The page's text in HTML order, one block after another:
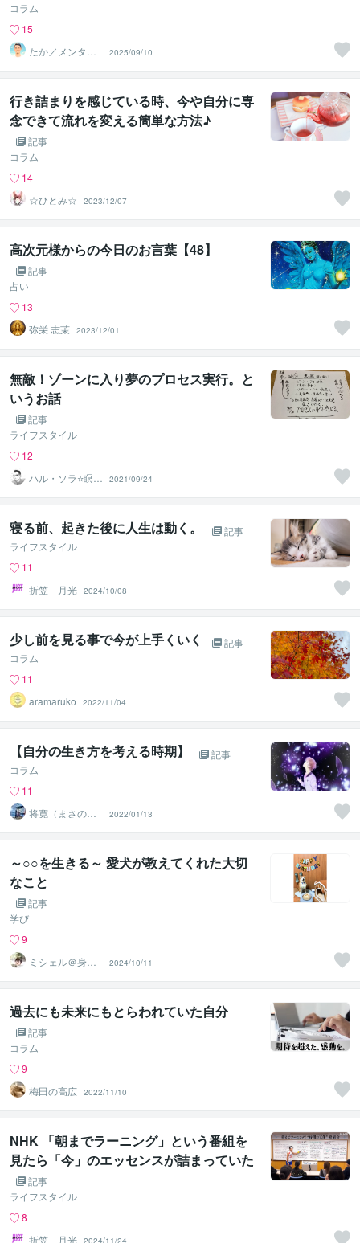
コラム
15
たか／メンタル
パートナー
2025/09/10
行き詰まりを感じている時、今や自分に専
念できて流れを変える簡単な方法♪
記事
コラム
14
☆ひとみ☆
2023/12/07
高次元様からの今日のお言葉【48】
記事
占い
13
弥栄 志茉 2023/12/01
無敵！ゾーンに入り夢のプロセス実行。と
いうお話
記事
ライフスタイル
12
ハル・ソラ⭐️瞑想
と心の案内人
2021/09/24
寝る前、起きた後に人生は動く。
記事
ライフスタイル
11
折笠 月光 2024/10/08
少し前を見る事で今が上手くいく
記事
コラム
11
aramaruko
2022/11/04
【自分の生き方を考える時期】
記事
コラム
11
将寛（まさの
り）
2022/01/13
～○○を生きる～ 愛犬が教えてくれた大切
なこと
記事
学び
9
ミシェル＠身体
が整う米粉美ス
イーツ®
2024/10/11
過去にも未来にもとらわれていた自分
記事
コラム
9
梅田の高広 2022/11/10
NHK 「朝までラーニング」という番組を
見たら「今」のエッセンスが詰まっていた
記事
ライフスタイル
8
折笠 月光 2024/11/24